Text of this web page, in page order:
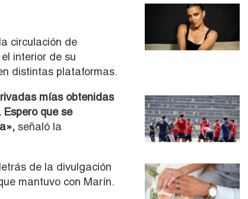
circulación de
interior de su
distintas plataformas.
mías obtenidas
que se
señaló la
de la divulgación
mantuvo con Marín.